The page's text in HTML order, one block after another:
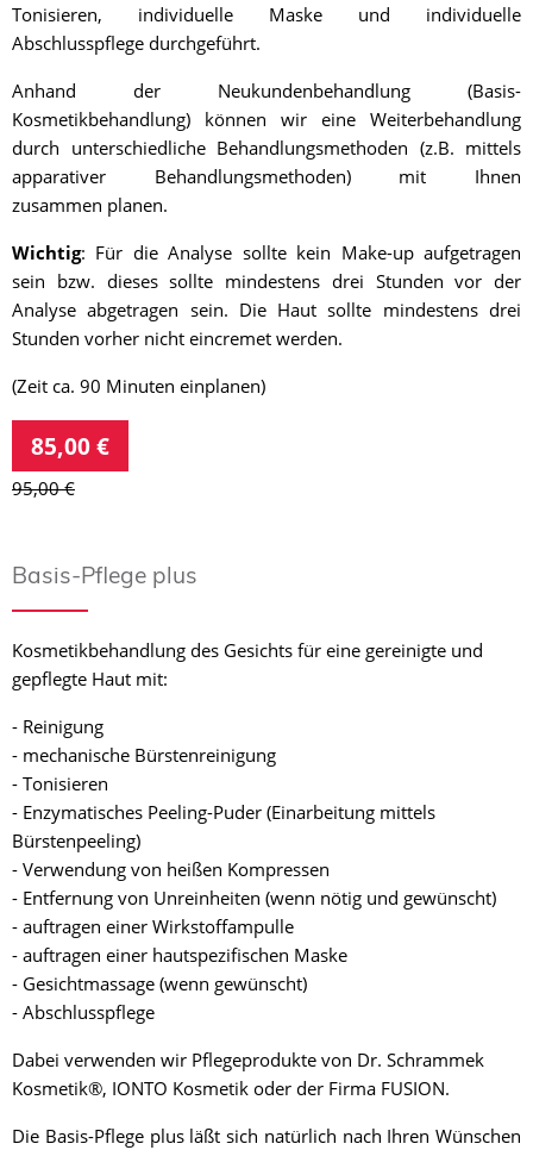
Tonisieren, individuelle Maske und individuelle
Abschlusspflege durchgeführt.
Anhand der Neukundenbehandlung (Basis-
Kosmetikbehandlung) können wir eine Weiterbehandlung
durch unterschiedliche Behandlungsmethoden (z.B. mittels
apparativer Behandlungsmethoden) mit Ihnen
zusammen planen.
Wichtig: Für die Analyse sollte kein Make-up aufgetragen
sein bzw. dieses sollte mindestens drei Stunden vor der
Analyse abgetragen sein. Die Haut sollte mindestens drei
Stunden vorher nicht eincremet werden.
(Zeit ca. 90 Minuten einplanen)
85,00 €
95,00 €
Basis-Pflege plus
Kosmetikbehandlung des Gesichts für eine gereinigte und
gepflegte Haut mit:
- Reinigung
- mechanische Bürstenreinigung
- Tonisieren
- Enzymatisches Peeling-Puder (Einarbeitung mittels
Bürstenpeeling)
- Verwendung von heißen Kompressen
- Entfernung von Unreinheiten (wenn nötig und gewünscht)
- auftragen einer Wirkstoffampulle
- auftragen einer hautspezifischen Maske
- Gesichtmassage (wenn gewünscht)
- Abschlusspflege
Dabei verwenden wir Pflegeprodukte von Dr. Schrammek
Kosmetik®, IONTO Kosmetik oder der Firma FUSION.
Die Basis-Pflege plus läßt sich natürlich nach Ihren Wünschen